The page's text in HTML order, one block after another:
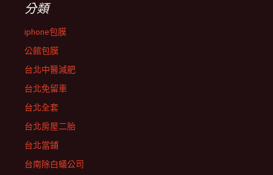
分類
iphone包膜
公館包膜
台北中醫減肥
台北免留車
台北全套
台北房屋二胎
台北當鋪
台南除白蟻公司